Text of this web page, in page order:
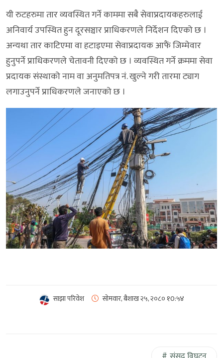
यी रुटहरुमा तार व्यवस्थित गर्ने काममा सबै सेवाप्रदायकहरुलाई
अनिवार्य उपस्थित हुन दूरसञ्चार प्राधिकरणले निर्देशन दिएको छ ।
अन्यथा तार काटिएमा वा हटाइएमा सेवाप्रदायक आफैं जिम्मेवार
हुनुपर्ने प्राधिकरणले चेतावनी दिएको छ । व्यवस्थित गर्ने क्रममा सेवा
प्रदायक संस्थाको नाम वा अनुमतिपत्र नं. खुल्ने गरी तारमा ट्याग
लगाउनुपर्ने प्राधिकरणले जनाएको छ ।
साझा परिवेश सोमवार, बैशाख २५, २०८० १0:५४